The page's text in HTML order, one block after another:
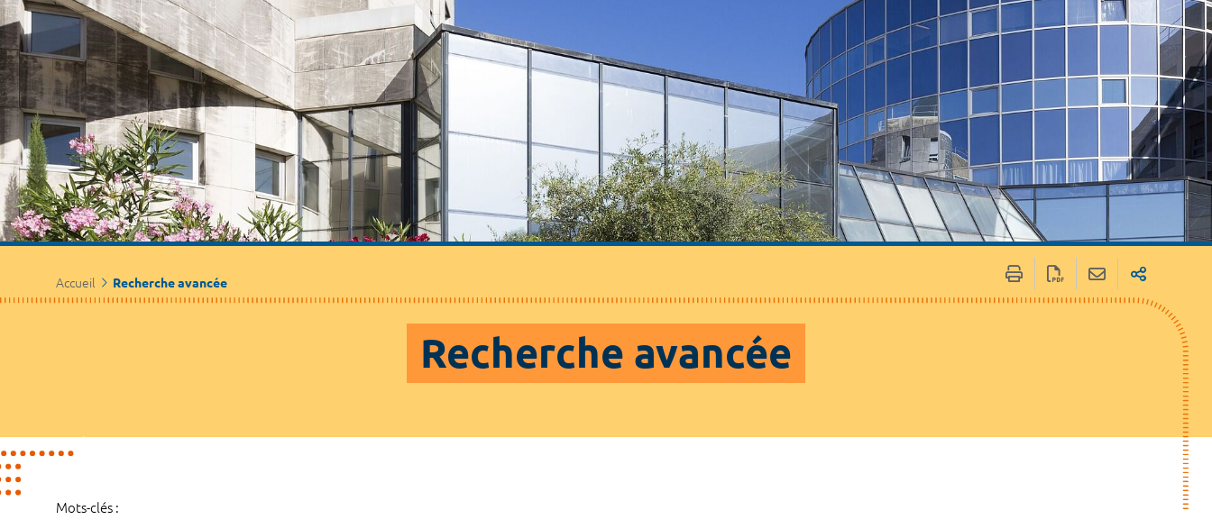
Accueil Recherche avancée
Recherche avancée
Mots-clés :